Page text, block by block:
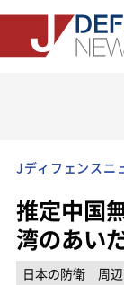
Jディフェンスニ
推定中国
湾のあい
日本の防衛 周